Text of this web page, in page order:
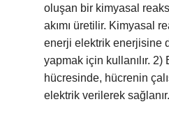
oluşan bir kimyasal
akımı üretilir. Kimyasal
enerji elektrik enerjisine
yapmak için kullanılır. 2)
hücresinde, hücrenin
elektrik verilerek sağlanır.